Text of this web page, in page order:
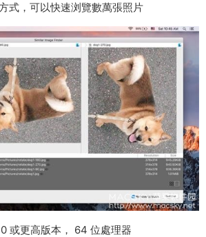
式，可以快速浏覽數萬張照片
或更高版本， 64 位處理器